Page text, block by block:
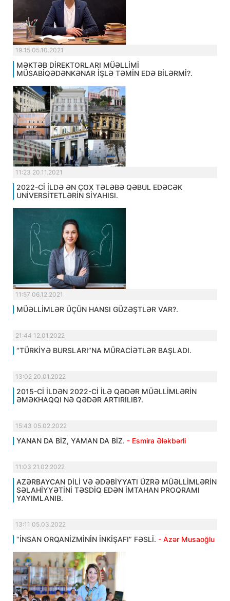
19:15 05.10.2021
MƏKTƏB DİREKTORLARI MÜƏLLİMİ
MÜSABİQƏDƏNKƏNAR İŞLƏ TƏMİN EDƏ BİLƏRMİ?.
11:23 20.11.2021
2022-Cİ İLDƏ ƏN ÇOX TƏLƏBƏ QƏBUL EDƏCƏK
UNİVERSİTETLƏRİN SİYAHISI.
11:57 06.12.2021
MÜƏLLİMLƏR ÜÇÜN HANSI GÜZƏŞTLƏR VAR?.
21:44 12.01.2022
“TÜRKİYƏ BURSLARI”NA MÜRACİƏTLƏR BAŞLADI.
13:02 20.01.2022
2015-Cİ İLDƏN 2022-Cİ İLƏ QƏDƏR MÜƏLLİMLƏRİN
ƏMƏKHAQQI NƏ QƏDƏR ARTIRILIB?.
15:43 05.02.2022
YANAN DA BİZ, YAMAN DA BİZ. - Esmira Ələkbərli
11:03 21.02.2022
AZƏRBAYCAN DİLİ VƏ ƏDƏBİYYATI ÜZRƏ MÜƏLLİMLƏRİN
SƏLAHİYYƏTİNİ TƏSDİQ EDƏN İMTAHAN PROQRAMI
YAYIMLANIB.
13:11 05.03.2022
“İNSAN ORQANİZMİNİN İNKİŞAFI” FƏSLİ. - Azər Musaoğlu